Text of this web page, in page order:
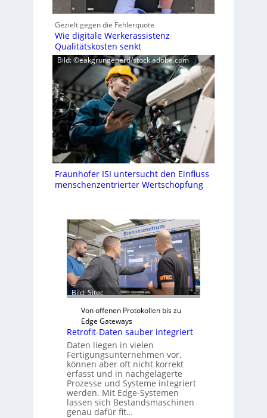
Gezielt gegen die Fehlerquote
Wie digitale Werkerassistenz
Qualitätskosten senkt
Bild: ©eakgrungenerd/stock.adobe.com
Fraunhofer ISI untersucht den Einfluss
menschenzentrierter Wertschöpfung
Bild: Sitec
Von offenen Protokollen bis zu
Edge Gateways
Retrofit-Daten sauber integriert
Daten liegen in vielen
Fertigungsunternehmen vor,
können aber oft nicht korrekt
erfasst und in nachgelagerte
Prozesse und Systeme integriert
werden. Mit Edge-Systemen
lassen sich Bestandsmaschinen
genau dafür fit…